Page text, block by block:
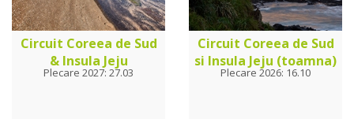
Circuit Coreea de Sud
& Insula Jeju
Plecare 2027: 27.03
Circuit Coreea de Sud
si Insula Jeju (toamna)
Plecare 2026: 16.10